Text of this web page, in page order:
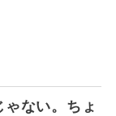
ない。ちょ